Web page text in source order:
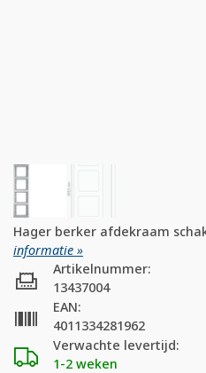
Hager berker afdekraam
informatie »
Verwachte levertijd:
1-2 weken
Artikelnummer:
13437004
EAN:
4011334281962